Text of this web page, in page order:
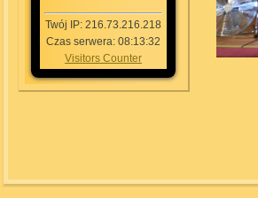
Twój IP: 216.73.216.218
Czas serwera: 08:13:32
Visitors Counter